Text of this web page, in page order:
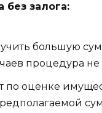
без залога:
большую
процедура
по оценке